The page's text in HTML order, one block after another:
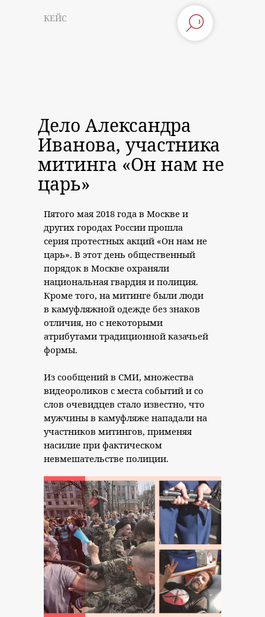
КЕЙС
Дело Александра
Иванова, участника
митинга «Он нам не
царь»
Пятого мая 2018 года в Москве и
других городах России прошла
серия протестных акций «Он нам не
царь». В этот день общественный
порядок в Москве охраняли
национальная гвардия и полиция.
Кроме того, на митинге были люди
в камуфляжной одежде без знаков
отличия, но с некоторыми
атрибутами традиционной казачьей
формы.
Из сообщений в СМИ, множества
видеороликов с места событий и со
слов очевидцев стало известно, что
мужчины в камуфляже нападали на
участников митингов, применяя
насилие при фактическом
невмешательстве полиции.